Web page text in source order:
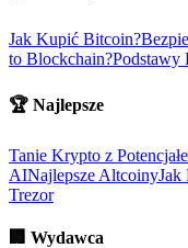
Jak Kupić Bitcoin?
to Blockchain?Podstawy
🏆 Najlepsze
Tanie Krypto z
AINajlepsze AltcoinyJak
Trezor
🏢 Wydawca